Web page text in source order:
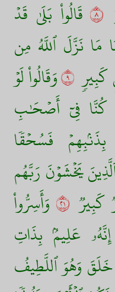
٨ قَالُواْ بَلَىٰ قَدۡ
مَا نَزَّلَ ٱللَّهُ مِن
٩وَقَالُواْ لَوۡ
كُنَّا فِيٓ أَصۡحَٰبِ
بِذَنۢبِهِمۡ فَسُحۡقٗا
يَخۡشَوۡنَ رَبَّهُم
كَبِيرٞ ١٢ وَأَسِرُّواْ
عَلِيمُۢ بِذَاتِ
وَهُوَ ٱللَّطِيفُ